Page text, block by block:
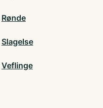
Rønde
Slagelse
Veflinge